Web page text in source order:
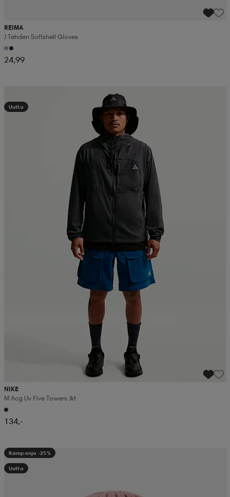
REIMA
J Tehden Softshell Gloves
24,99
Uutta
NIKE
M Acg Uv Five Towers Jkt
134,-
Kampanja -25%
Uutta